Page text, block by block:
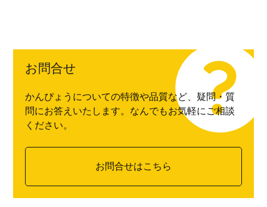
お問合せ
かんぴょうについての特徴や品質など、疑問・質
問にお答えいたします。なんでもお気軽にご相談
ください。
お問合せはこちら